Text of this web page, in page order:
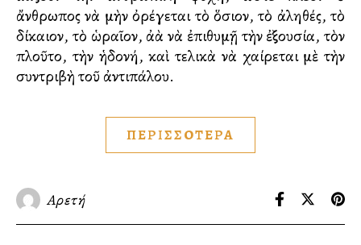
ἄνθρωπος νὰ μὴν ὀρέγεται τὸ ὅσιον, τὸ ἀληθές, τὸ
δίκαιον, τὸ ὡραῖον, ἀλλὰ νὰ ἐπιθυμῇ τὴν ἐξουσία, τὸν
πλοῦτο, τὴν ἡδονή, καὶ τελικὰ νὰ χαίρεται μὲ τὴν
συντριβὴ τοῦ ἀντιπάλου.
ΠΕΡΙΣΣΟΤΕΡΑ
Αρετή